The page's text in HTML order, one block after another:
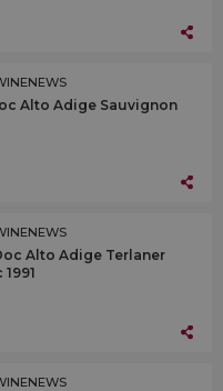
Alto Adige Sauvignon
Alto Adige Terlaner